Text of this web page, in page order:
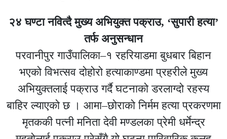
२४ घण्टा नवित्दै मुख्य अभियुक्त पक्राउ, ‘सुपारी हत्या’
तर्फ अनुसन्धान
परवानीपुर गाउँपालिका–१ रहरियाडमा बुधबार बिहान
भएको विभत्सव दोहोरो हत्याकाण्डमा प्रहरीले मुख्य
अभियुक्तलाई पक्राउ गर्दै घटनाको डरलाग्दो रहस्य
बाहिर ल्याएको छ । आमा–छोराको निर्मम हत्या प्रकरणमा
मृतककी पत्नी मनिता देवी मण्डलका प्रेमी धर्मेन्द्र